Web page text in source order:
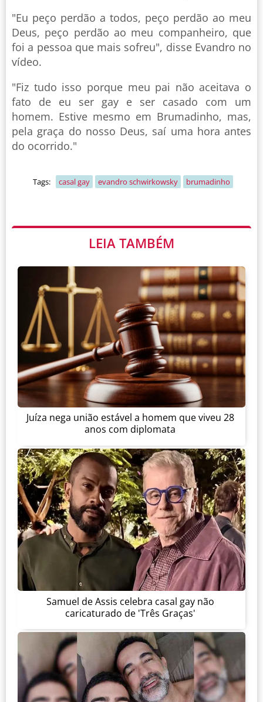
"Eu peço perdão a todos, peço perdão ao meu
Deus, peço perdão ao meu companheiro, que
foi a pessoa que mais sofreu", disse Evandro no
vídeo.
"Fiz tudo isso porque meu pai não aceitava o
fato de eu ser gay e ser casado com um
homem. Estive mesmo em Brumadinho, mas,
pela graça do nosso Deus, saí uma hora antes
do ocorrido."
Tags: casal gay evandro schwirkowsky brumadinho
LEIA TAMBÉM
Juíza nega união estável a homem que viveu 28
anos com diplomata
Samuel de Assis celebra casal gay não
caricaturado de 'Três Graças'